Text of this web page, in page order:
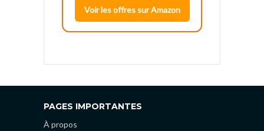
Voir les offres sur Amazon
PAGES IMPORTANTES
À propos